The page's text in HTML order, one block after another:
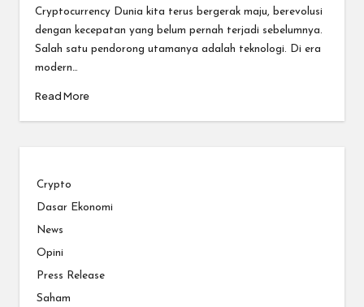
Cryptocurrency Dunia kita terus bergerak maju, berevolusi
dengan kecepatan yang belum pernah terjadi sebelumnya.
Salah satu pendorong utamanya adalah teknologi. Di era
modern…
Read More
Crypto
Dasar Ekonomi
News
Opini
Press Release
Saham